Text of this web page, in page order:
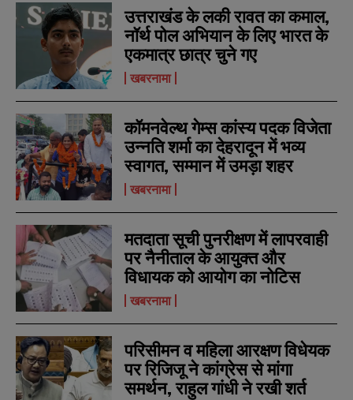
N
a
m
e
*
E
l
*
N
u
m
e
r
s
SUBMIT
N
a
m
e
*
E
l
*
N
u
m
e
r
s
SUBMIT
उत्तराखंड के लकी रावत का कमाल,
नॉर्थ पोल अभियान के लिए भारत के
एकमात्र छात्र चुने गए
खबरनामा
कॉमनवेल्थ गेम्स कांस्य पदक विजेता
उन्नति शर्मा का देहरादून में भव्य
स्वागत, सम्मान में उमड़ा शहर
खबरनामा
मतदाता सूची पुनरीक्षण में लापरवाही
पर नैनीताल के आयुक्त और
विधायक को आयोग का नोटिस
खबरनामा
परिसीमन व महिला आरक्षण विधेयक
पर रिजिजू ने कांग्रेस से मांगा
समर्थन, राहुल गांधी ने रखी शर्त